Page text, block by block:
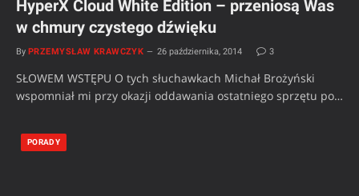
HyperX Cloud White Edition – przeniosą Was
w chmury czystego dźwięku
By PRZEMYSŁAW KRAWCZYK 26 października, 2014 3
SŁOWEM WSTĘPU O tych słuchawkach Michał Brożyński
wspomniał mi przy okazji oddawania ostatniego sprzętu po…
PORADY